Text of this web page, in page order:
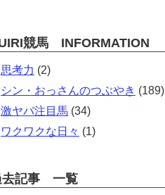
競馬 INFORMATION
思考力 (2)
シン・おっさんのつぶやき (189)
激ヤバ注目馬 (34)
ワクワクな日々 (1)
去記事 一覧